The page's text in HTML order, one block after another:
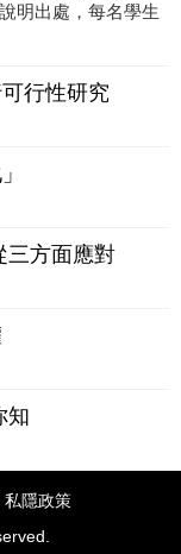
明出處，每名學生
。
行性研究
三方面應對
知
私隱政策